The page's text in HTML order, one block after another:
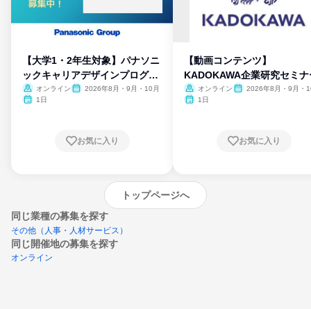
【大学1・2年生対象】パナソニ
ックキャリアデザインプログラ
ム
オンライン
2026年8月・9月・10月
1日
お気に入り
【動画コンテンツ】
KADOKAWA企業研究セミナ
オンライン
2026年8月・9月・
1日
お気に入り
トップページへ
同じ業種の募集を探す
その他（人事・人材サービス）
同じ開催地の募集を探す
オンライン